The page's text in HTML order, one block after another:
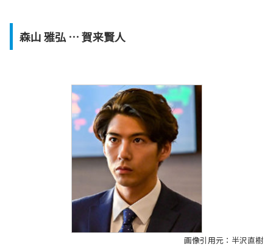
森山 雅弘 … 賀来賢人
画像引用元：半沢直樹